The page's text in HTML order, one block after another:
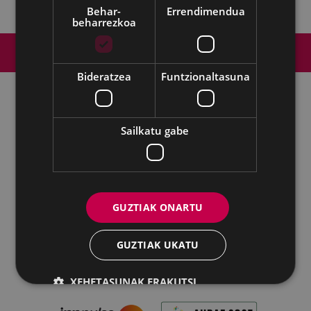
Lege-oharra
Cookien politika
pegora@eibar.eus
IFZ: P2003100A | DIR3 L01200300
Behar-
beharrezkoa
Errendimendua
Bideratzea Funtzionaltasuna
Sailkatu gabe
GUZTIAK ONARTU
GUZTIAK UKATU
XEHETASUNAK ERAKUTSI